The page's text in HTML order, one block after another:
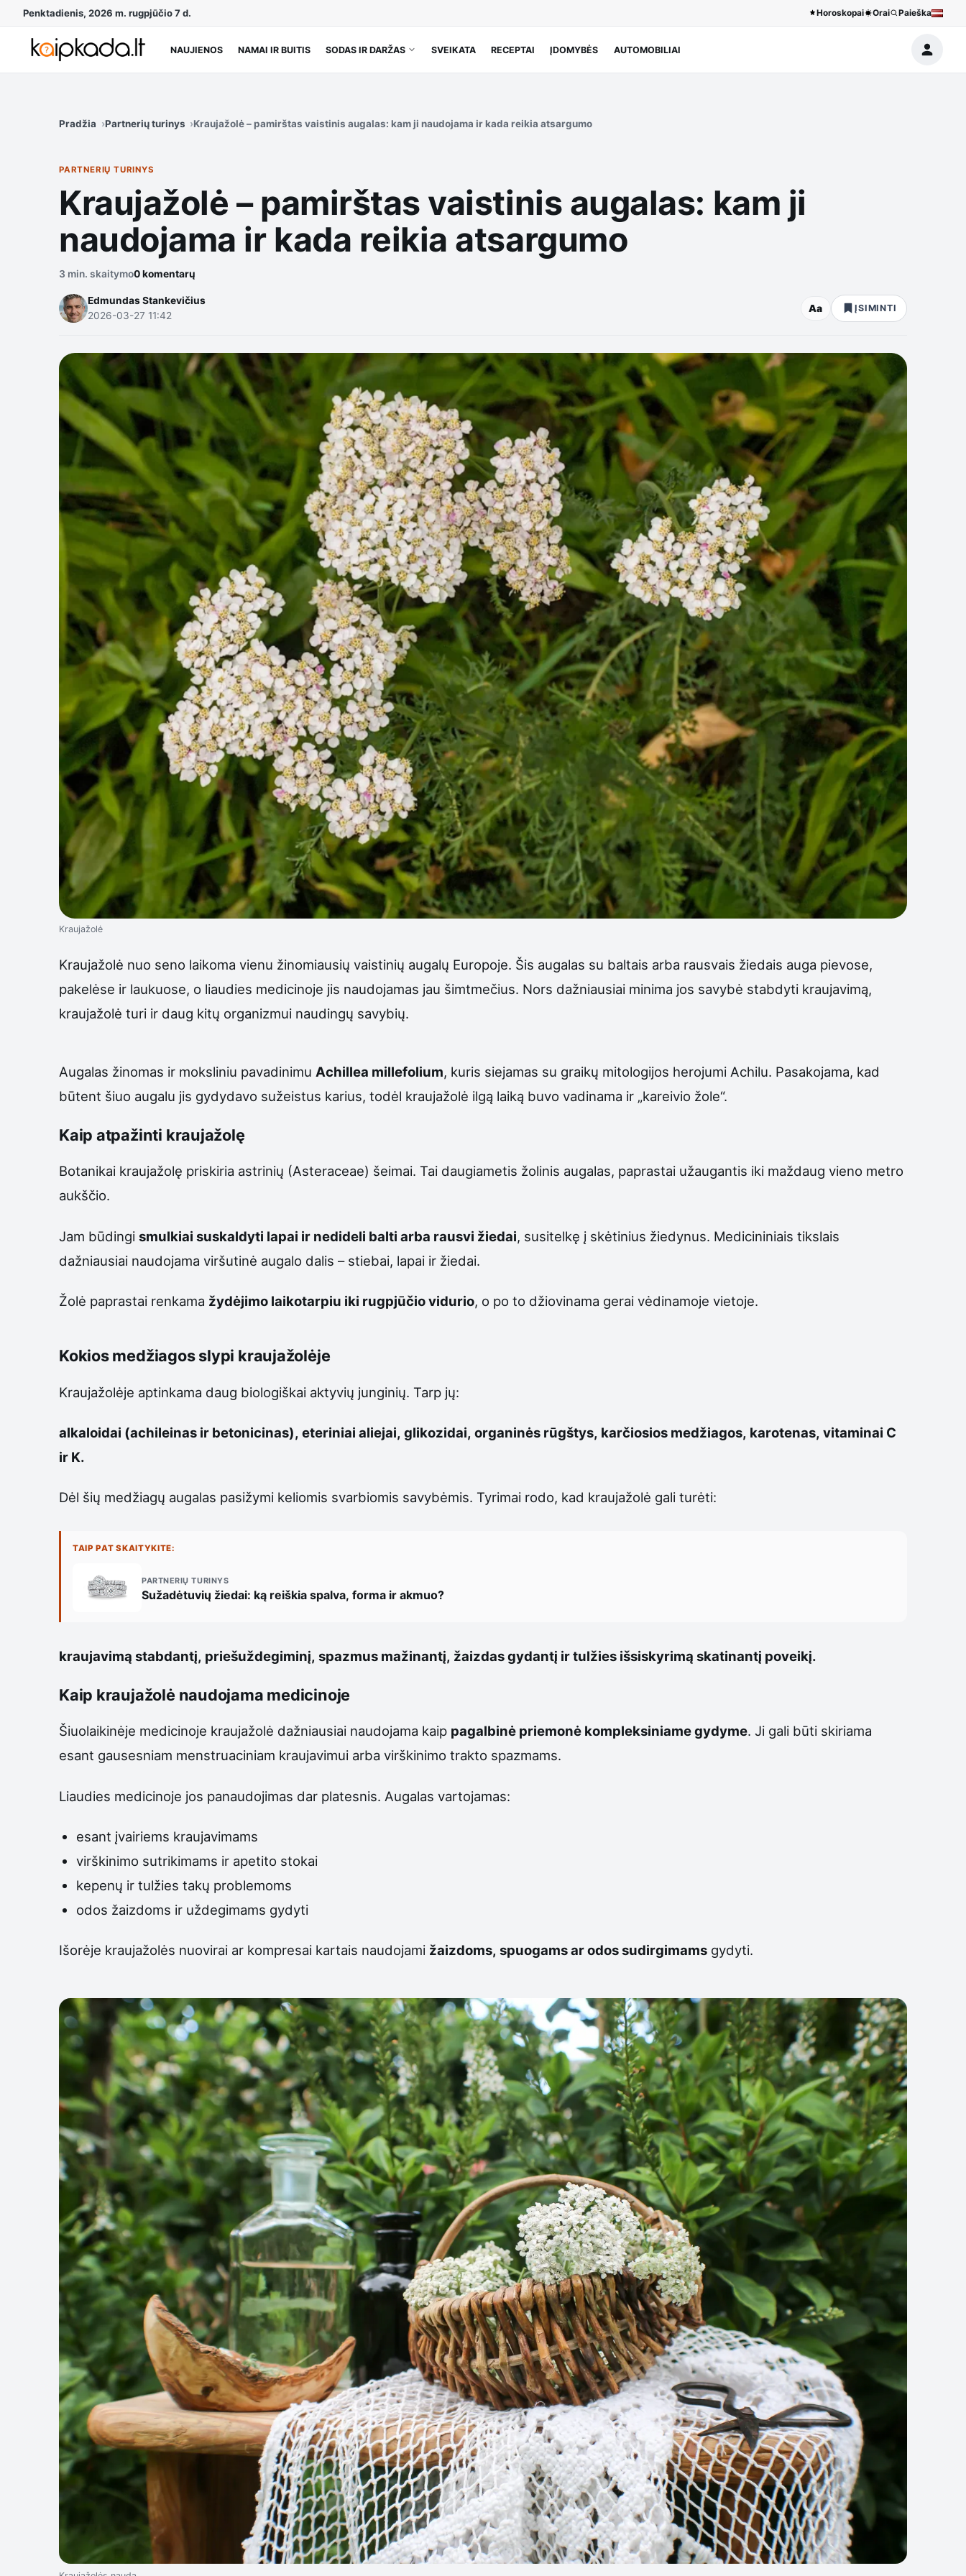
Penktadienis, 2026 m. rugpjūčio 7 d. Horoskopai Orai Paieška
NAUJIENOS NAMAI IR BUITIS SODAS IR DARŽAS SVEIKATA RECEPTAI ĮDOMYBĖS AUTOMOBILIAI
Pradžia Partnerių turinys Kraujažolė – pamirštas vaistinis augalas: kam ji naudojama ir kada reikia atsargumo
PARTNERIŲ TURINYS
Kraujažolė – pamirštas vaistinis augalas: kam ji
naudojama ir kada reikia atsargumo
3 min. skaitymo0 komentarų
Edmundas Stankevičius
2026-03-27 11:42
Aa ĮSIMINTI
Kraujažolė
Kraujažolė nuo seno laikoma vienu žinomiausių vaistinių augalų Europoje. Šis augalas su baltais arba rausvais žiedais auga pievose,
pakelėse ir laukuose, o liaudies medicinoje jis naudojamas jau šimtmečius. Nors dažniausiai minima jos savybė stabdyti kraujavimą,
kraujažolė turi ir daug kitų organizmui naudingų savybių.
Augalas žinomas ir moksliniu pavadinimu Achillea millefolium, kuris siejamas su graikų mitologijos herojumi Achilu. Pasakojama, kad
būtent šiuo augalu jis gydydavo sužeistus karius, todėl kraujažolė ilgą laiką buvo vadinama ir „kareivio žole“.
Kaip atpažinti kraujažolę
Botanikai kraujažolę priskiria astrinių (Asteraceae) šeimai. Tai daugiametis žolinis augalas, paprastai užaugantis iki maždaug vieno metro
aukščio.
Jam būdingi smulkiai suskaldyti lapai ir nedideli balti arba rausvi žiedai, susitelkę į skėtinius žiedynus. Medicininiais tikslais
dažniausiai naudojama viršutinė augalo dalis – stiebai, lapai ir žiedai.
Žolė paprastai renkama žydėjimo laikotarpiu iki rugpjūčio vidurio, o po to džiovinama gerai vėdinamoje vietoje.
Kokios medžiagos slypi kraujažolėje
Kraujažolėje aptinkama daug biologiškai aktyvių junginių. Tarp jų:
alkaloidai (achileinas ir betonicinas), eteriniai aliejai, glikozidai, organinės rūgštys, karčiosios medžiagos, karotenas, vitaminai C
ir K.
Dėl šių medžiagų augalas pasižymi keliomis svarbiomis savybėmis. Tyrimai rodo, kad kraujažolė gali turėti:
TAIP PAT SKAITYKITE:
PARTNERIŲ TURINYS
Sužadėtuvių žiedai: ką reiškia spalva, forma ir akmuo?
kraujavimą stabdantį, priešuždegiminį, spazmus mažinantį, žaizdas gydantį ir tulžies išsiskyrimą skatinantį poveikį.
Kaip kraujažolė naudojama medicinoje
Šiuolaikinėje medicinoje kraujažolė dažniausiai naudojama kaip pagalbinė priemonė kompleksiniame gydyme. Ji gali būti skiriama
esant gausesniam menstruaciniam kraujavimui arba virškinimo trakto spazmams.
Liaudies medicinoje jos panaudojimas dar platesnis. Augalas vartojamas:
esant įvairiems kraujavimams
virškinimo sutrikimams ir apetito stokai
kepenų ir tulžies takų problemoms
odos žaizdoms ir uždegimams gydyti
Išorėje kraujažolės nuovirai ar kompresai kartais naudojami žaizdoms, spuogams ar odos sudirgimams gydyti.